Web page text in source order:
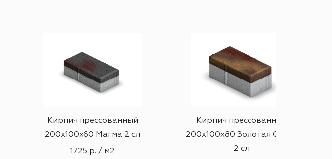
Кирпич прессованный
200х100х60 Магма 2 сл
1725 р. / м2
Кирпич прессованный
200х100х80 Золотая Осень
2 сл